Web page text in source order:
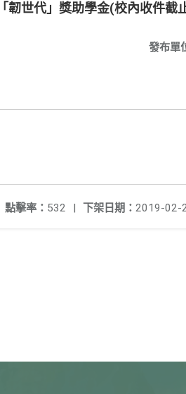
韌世代」獎助學金(校內收件截
發布單
下架日期： 2019-02-
點擊率： 532 |